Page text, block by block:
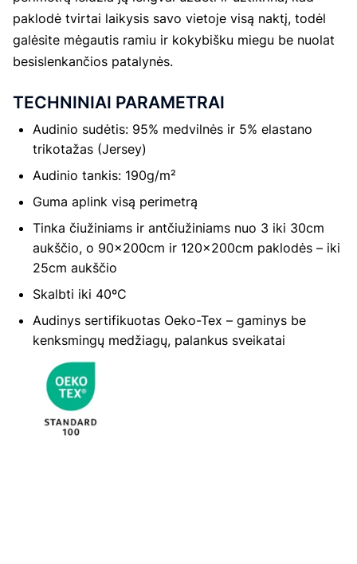
paklodė tvirtai laikysis savo vietoje visą naktį, todėl
galėsite mėgautis ramiu ir kokybišku miegu be nuolat
besislenkančios patalynės.
TECHNINIAI PARAMETRAI
Audinio sudėtis: 95% medvilnės ir 5% elastano
trikotažas (Jersey)
Audinio tankis: 190g/m²
Guma aplink visą perimetrą
Tinka čiužiniams ir antčiužiniams nuo 3 iki 30cm
aukščio, o 90x200cm ir 120x200cm paklodės – iki
25cm aukščio
Skalbti iki 40ºC
Audinys sertifikuotas Oeko-Tex – gaminys be
kenksmingų medžiagų, palankus sveikatai